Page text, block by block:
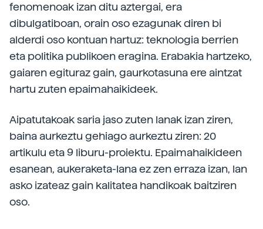
fenomenoak izan ditu aztergai, era
dibulgatiboan, orain oso ezagunak diren bi
alderdi oso kontuan hartuz: teknologia berrien
eta politika publikoen eragina. Erabakia hartzeko,
gaiaren egituraz gain, gaurkotasuna ere aintzat
hartu zuten epaimahaikideek.
Aipatutakoak saria jaso zuten lanak izan ziren,
baina aurkeztu gehiago aurkeztu ziren: 20
artikulu eta 9 liburu-proiektu. Epaimahaikideen
esanean, aukeraketa-lana ez zen erraza izan, lan
asko izateaz gain kalitatea handikoak baitziren
oso.